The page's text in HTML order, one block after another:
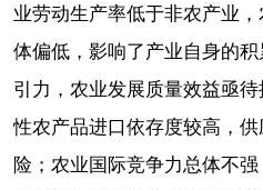
业劳动生产率低于非农产业
体偏低，影响了产业自身的
引力，农业发展质量效益亟
性农产品进口依存度较高，
险；农业国际竞争力总体不